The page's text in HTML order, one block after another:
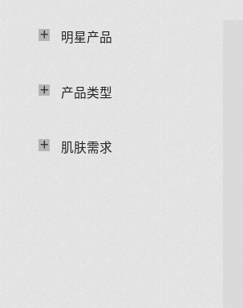
+ 明星产品
+ 产品类型
+ 肌肤需求